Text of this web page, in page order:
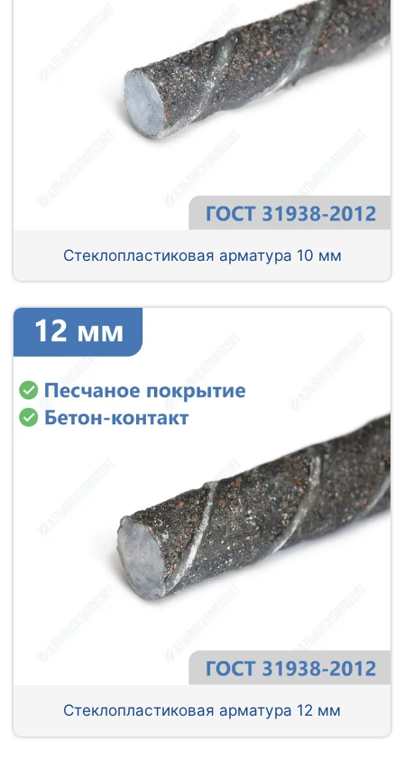
Стеклопластиковая арматура 10 мм
Стеклопластиковая арматура 12 мм